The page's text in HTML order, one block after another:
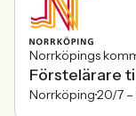
Norrköpings
Förstelärare
Norrköping20/7 –